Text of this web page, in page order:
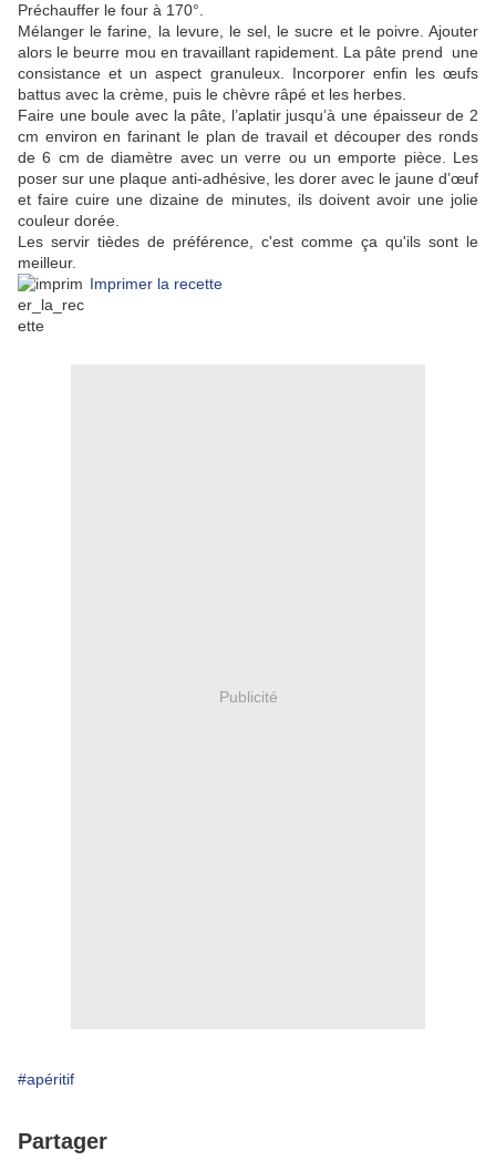
Préchauffer le four à 170°.
Mélanger le farine, la levure, le sel, le sucre et le poivre. Ajouter
alors le beurre mou en travaillant rapidement. La pâte prend une
consistance et un aspect granuleux. Incorporer enfin les œufs
battus avec la crème, puis le chèvre râpé et les herbes.
Faire une boule avec la pâte, l’aplatir jusqu’à une épaisseur de 2
cm environ en farinant le plan de travail et découper des ronds
de 6 cm de diamètre avec un verre ou un emporte pièce. Les
poser sur une plaque anti-adhésive, les dorer avec le jaune d’œuf
et faire cuire une dizaine de minutes, ils doivent avoir une jolie
couleur dorée.
Les servir tièdes de préférence, c'est comme ça qu'ils sont le
meilleur.
Imprimer la recette
Publicité
#apéritif
Partager